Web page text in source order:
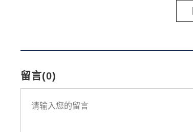
留言(0)